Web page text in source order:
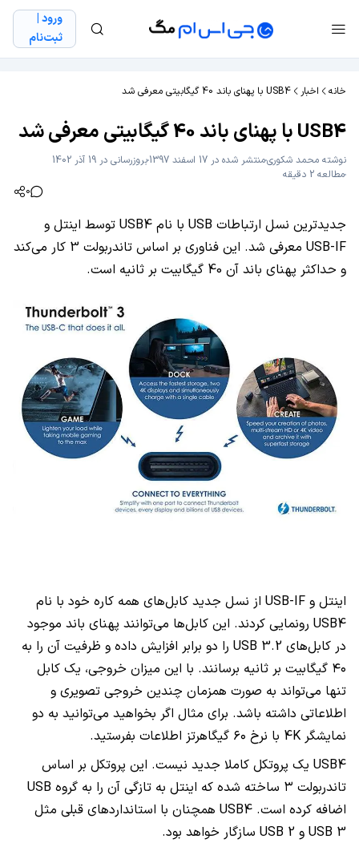
ورود |
ثبت‌نام
خانه اخبار USB4 با پهنای باند 40 گیگابیتی معرفی شد
USB4 با پهنای باند 40 گیگابیتی معرفی شد
نوشته محمد شکوریمنتشر شده در 17 اسفند 1397
بروزرسانی در 19 آذر 1402
مطالعه 2 دقیقه
0
جدیدترین نسل ارتباطات USB با نام USB4 توسط اینتل و
USB-IF معرفی شد. این فناوری بر اساس تاندربولت 3 کار می‌کند
و حداکثر پهنای باند آن 40 گیگابیت بر ثانیه است.
اینتل و USB-IF از نسل جدید کابل‌های همه کاره خود با نام
USB4 رونمایی کردند. این کابل‌ها می‌توانند پهنای باند موجود
در کابل‌های USB 3.2 را دو برابر افزایش داده و ظرفیت آن را به
۴۰ گیگابیت بر ثانیه برسانند. با این میزان خروجی، یک کابل
تنها می‌تواند به صورت همزمان چندین خروجی تصویری و
اطلاعاتی داشته باشد. برای مثال اگر بخواهید می‌توانید به دو
نمایشگر 4K با نرخ ۶۰ گیگاهرتز اطلاعات بفرستید.
USB4 یک پروتکل کاملا جدید نیست. این پروتکل بر اساس
تاندربولت ۳ ساخته شده که اینتل به تازگی آن را به گروه USB
اضافه کرده است. USB4 همچنان با استانداردهای قبلی مثل
USB 3 و USB 2 سازگار خواهد بود.